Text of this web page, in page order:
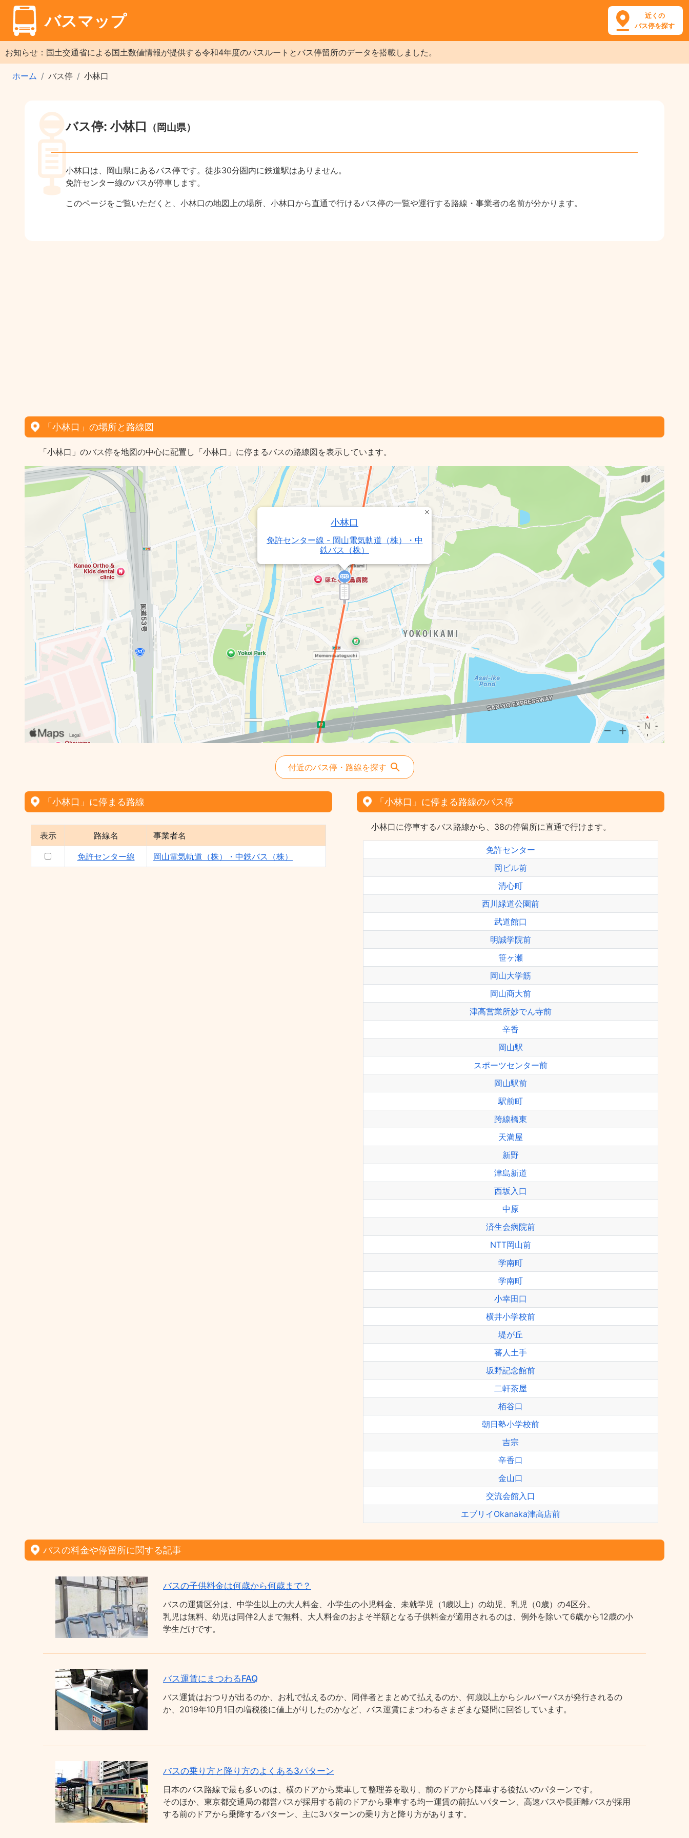
バスマップ
近くの
バス停を探す
お知らせ：国土交通省による国土数値情報が提供する令和4年度のバスルートとバス停留所のデータを搭載しました。
ホーム バス停 小林口
バス停: 小林口 （岡山県）
小林口は、岡山県にあるバス停です。徒歩30分圏内に鉄道駅はありません。
免許センター線のバスが停車します。
このページをご覧いただくと、小林口の地図上の場所、小林口から直通で行けるバス停の一覧や運行する路線・事業者の名前が分かります。
「小林口」の場所と路線図
「小林口」のバス停を地図の中心に配置し「小林口」に停まるバスの路線図を表示しています。
小林口
免許センター線 - 岡山電気軌道（株）・中
鉄バス（株）
付近のバス停・路線を探す
「小林口」に停まる路線
表示 路線名 事業者名
免許センター線 岡山電気軌道（株）・中鉄バス（株）
「小林口」に停まる路線のバス停
小林口に停車するバス路線から、38の停留所に直通で行けます。
免許センター
岡ビル前
清心町
西川緑道公園前
武道館口
明誠学院前
笹ヶ瀬
岡山大学筋
岡山商大前
津高営業所妙でん寺前
辛香
岡山駅
スポーツセンター前
岡山駅前
駅前町
跨線橋東
天満屋
新野
津島新道
西坂入口
中原
済生会病院前
NTT岡山前
学南町
学南町
小幸田口
横井小学校前
堤が丘
蕃人土手
坂野記念館前
二軒茶屋
栢谷口
朝日塾小学校前
吉宗
辛香口
金山口
交流会館入口
エブリイOkanaka津高店前
バスの料金や停留所に関する記事
バスの子供料金は何歳から何歳まで？
バスの運賃区分は、中学生以上の大人料金、小学生の小児料金、未就学児（1歳以上）の幼児、乳児（0歳）の4区分。
乳児は無料、幼児は同伴2人まで無料、大人料金のおよそ半額となる子供料金が適用されるのは、例外を除いて6歳から12歳の小
学生だけです。
バス運賃にまつわるFAQ
バス運賃はおつりが出るのか、お札で払えるのか、同伴者とまとめて払えるのか、何歳以上からシルバーパスが発行されるの
か、2019年10月1日の増税後に値上がりしたのかなど、バス運賃にまつわるさまざまな疑問に回答しています。
バスの乗り方と降り方のよくある3パターン
日本のバス路線で最も多いのは、横のドアから乗車して整理券を取り、前のドアから降車する後払いのパターンです。
そのほか、東京都交通局の都営バスが採用する前のドアから乗車する均一運賃の前払いパターン、高速バスや長距離バスが採用
する前のドアから乗降するパターン、主に3パターンの乗り方と降り方があります。